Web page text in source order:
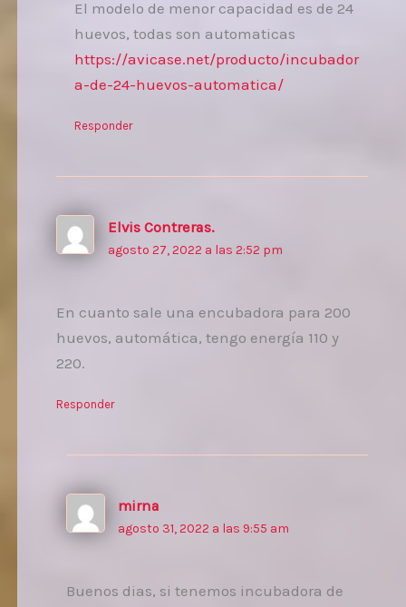
El modelo de menor capacidad es de 24
huevos, todas son automaticas
https://avicase.net/producto/incubador
a-de-24-huevos-automatica/
Responder
Elvis Contreras.
agosto 27, 2022 a las 2:52 pm
En cuanto sale una encubadora para 200
huevos, automática, tengo energía 110 y
220.
Responder
mirna
agosto 31, 2022 a las 9:55 am
Buenos dias, si tenemos incubadora de